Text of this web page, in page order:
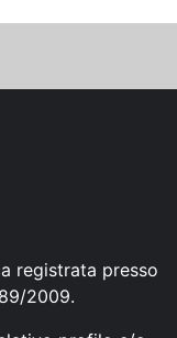
registrata presso
2009.